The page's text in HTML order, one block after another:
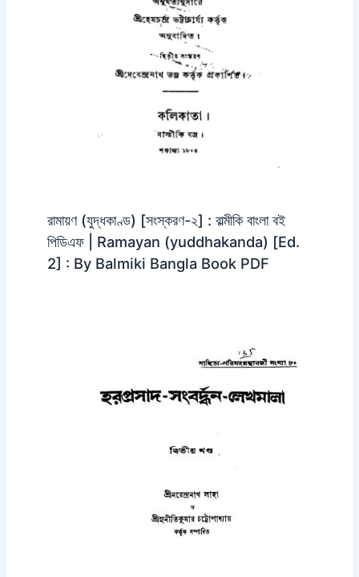
রামায়ণ (যুদ্ধকাণ্ড) [সংস্করণ-২] : বাল্মীকি বাংলা বই
পিডিএফ | Ramayan (yuddhakanda) [Ed.
2] : By Balmiki Bangla Book PDF